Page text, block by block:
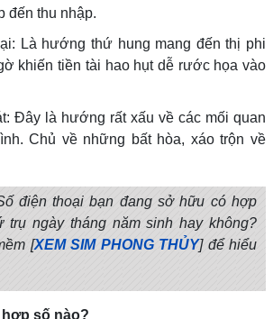
đến thu nhập.
Là hướng thứ hung mang đến thị phi
khiến tiền tài hao hụt dễ rước họa vào
Đây là hướng rất xấu về các mối quan
Chủ về những bất hòa, xáo trộn về
điện thoại bạn đang sở hữu có hợp
trụ ngày tháng năm sinh hay không?
[XEM SIM PHONG THỦY] để hiểu
hợp số nào?